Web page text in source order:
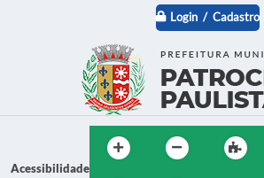
Login / Cadastro
Acessibilidade